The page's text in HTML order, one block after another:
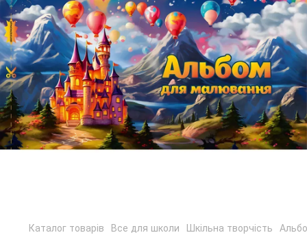
Каталог товарів Все для школи Шкільна творчість